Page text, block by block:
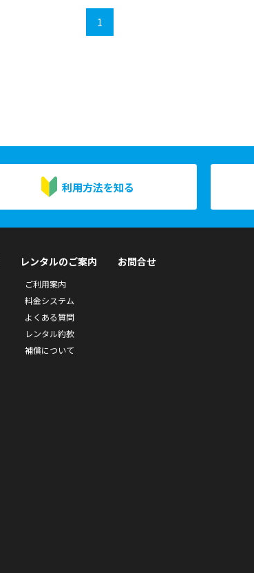
1
利用方法を知る
レンタルのご案内
ご利用案内
料金システム
よくある質問
レンタル約款
補償について
お問合せ